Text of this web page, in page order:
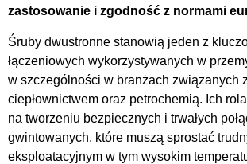
zastosowanie i zgodność z normami
Śruby dwustronne stanowią jeden z
łączeniowych wykorzystywanych w
w szczególności w branżach związanych
ciepłownictwem oraz petrochemią. Ich
na tworzeniu bezpiecznych i trwałych
gwintowanych, które muszą sprostać
eksploatacyjnym w tym wysokim